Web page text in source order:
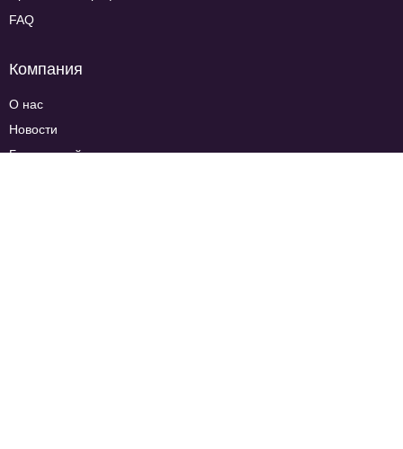
FAQ
Компания
О нас
Новости
База знаний